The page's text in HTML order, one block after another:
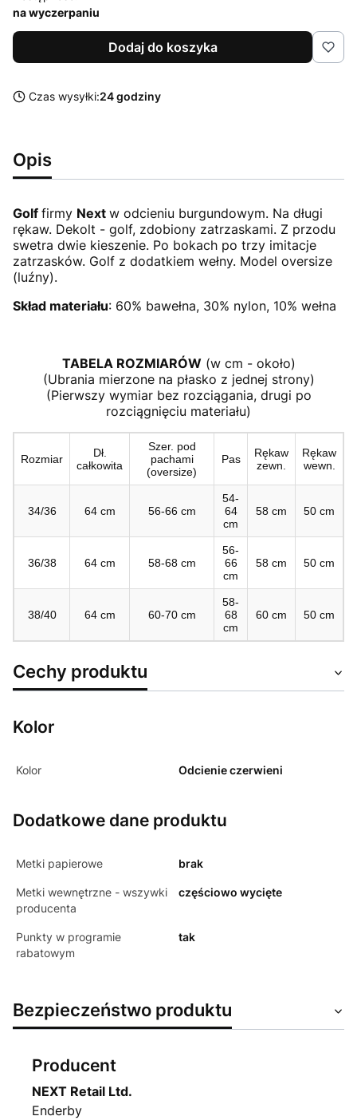
na wyczerpaniu
Dodaj do koszyka
Czas wysyłki:24 godziny
Opis
Golf firmy Next w odcieniu burgundowym. Na długi
rękaw. Dekolt - golf, zdobiony zatrzaskami. Z przodu
swetra dwie kieszenie. Po bokach po trzy imitacje
zatrzasków. Golf z dodatkiem wełny. Model oversize
(luźny).
Skład materiału: 60% bawełna, 30% nylon, 10% wełna
TABELA ROZMIARÓW(w cm - około)
(Ubrania mierzone na płasko z jednej strony)
(Pierwszy wymiar bez rozciągania, drugi po
rozciągnięciu materiału)
Rozmiar
Dł.
całkowita
Szer. pod
pachami
(oversize)
Pas
Rękaw
zewn.
Rękaw
wewn.
34/36 64 cm 56-66 cm
54-
64
cm
58 cm 50 cm
36/38 64 cm 58-68 cm
56-
66
cm
58 cm 50 cm
38/40 64 cm 60-70 cm
58-
68
cm
60 cm 50 cm
Cechy produktu
Kolor
Kolor Odcienie czerwieni
Dodatkowe dane produktu
Metki papierowe brak
Metki wewnętrzne - wszywki
producenta
częściowo wycięte
Punkty w programie
rabatowym
tak
Bezpieczeństwo produktu
Producent
NEXT Retail Ltd.
Enderby